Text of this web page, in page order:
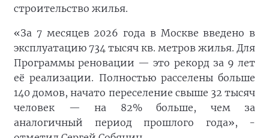
строительство жилья.
«За 7 месяцев 2026 года в Москве введено в
эксплуатацию 734 тысяч кв. метров жилья. Для
Программы реновации — это рекорд за 9 лет
её реализации. Полностью расселены больше
140 домов, начато переселение свыше 32 тысяч
человек — на 82% больше, чем за
аналогичный период прошлого года», -